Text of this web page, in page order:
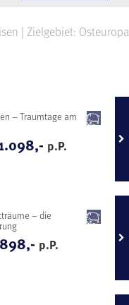
| Zielgebiet: Osteuropa
– Traumtage am
p.P.
– die
p.P.